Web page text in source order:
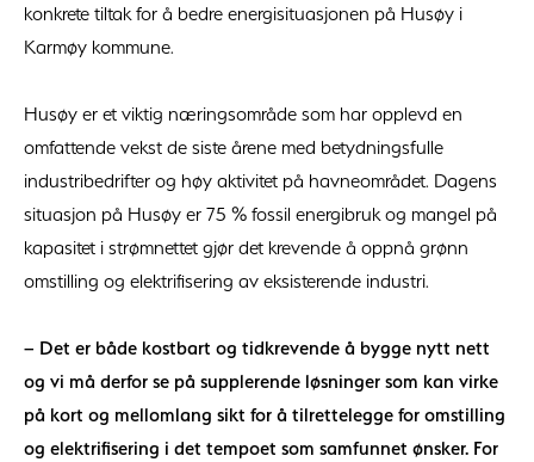
konkrete tiltak for å bedre energisituasjonen på Husøy i
Karmøy kommune.
Husøy er et viktig næringsområde som har opplevd en
omfattende vekst de siste årene med betydningsfulle
industribedrifter og høy aktivitet på havneområdet. Dagens
situasjon på Husøy er 75 % fossil energibruk og mangel på
kapasitet i strømnettet gjør det krevende å oppnå grønn
omstilling og elektrifisering av eksisterende industri.
– Det er både kostbart og tidkrevende å bygge nytt nett
og vi må derfor se på supplerende løsninger som kan virke
på kort og mellomlang sikt for å tilrettelegge for omstilling
og elektrifisering i det tempoet som samfunnet ønsker. For